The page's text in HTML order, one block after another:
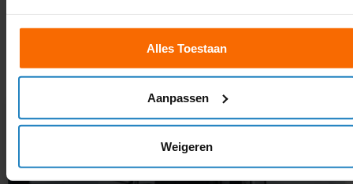
Alles Toestaan
Aanpassen
Weigeren
Recente blogs